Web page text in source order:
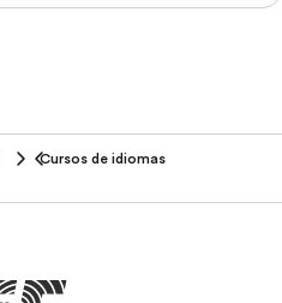
Cursos de idiomas